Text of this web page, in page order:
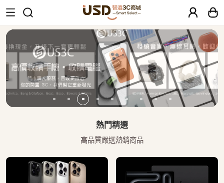
USD 智選二手3C商城｜【30天安心
熱門精選
高品質嚴選熱銷商品